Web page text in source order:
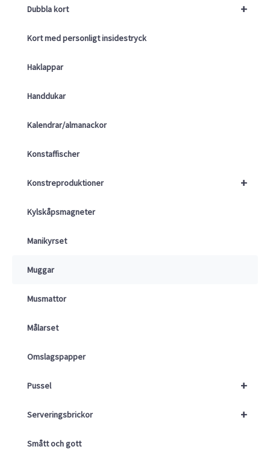
+
Dubbla kort
Kort med personligt insidestryck
Haklappar
Handdukar
Kalendrar/almanackor
Konstaffischer
+
Konstreproduktioner
Kylskåpsmagneter
Manikyrset
Muggar
Musmattor
Målarset
Omslagspapper
+
Pussel
+
Serveringsbrickor
Smått och gott